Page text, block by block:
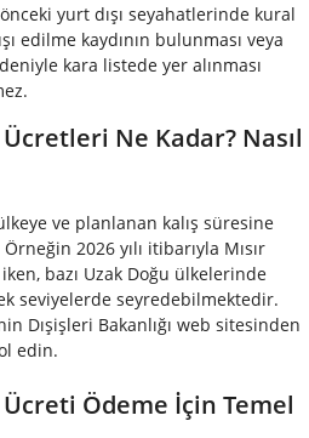
yurt dışı seyahatlerinde kural
edilme kaydının bulunması veya
kara listede yer alınması
Ücretleri Ne Kadar? Nasıl
ve planlanan kalış süresine
2026 yılı itibarıyla Mısır
bazı Uzak Doğu ülkelerinde
seviyelerde seyredebilmektedir.
Dışişleri Bakanlığı web sitesinden
edin.
Ücreti Ödeme İçin Temel